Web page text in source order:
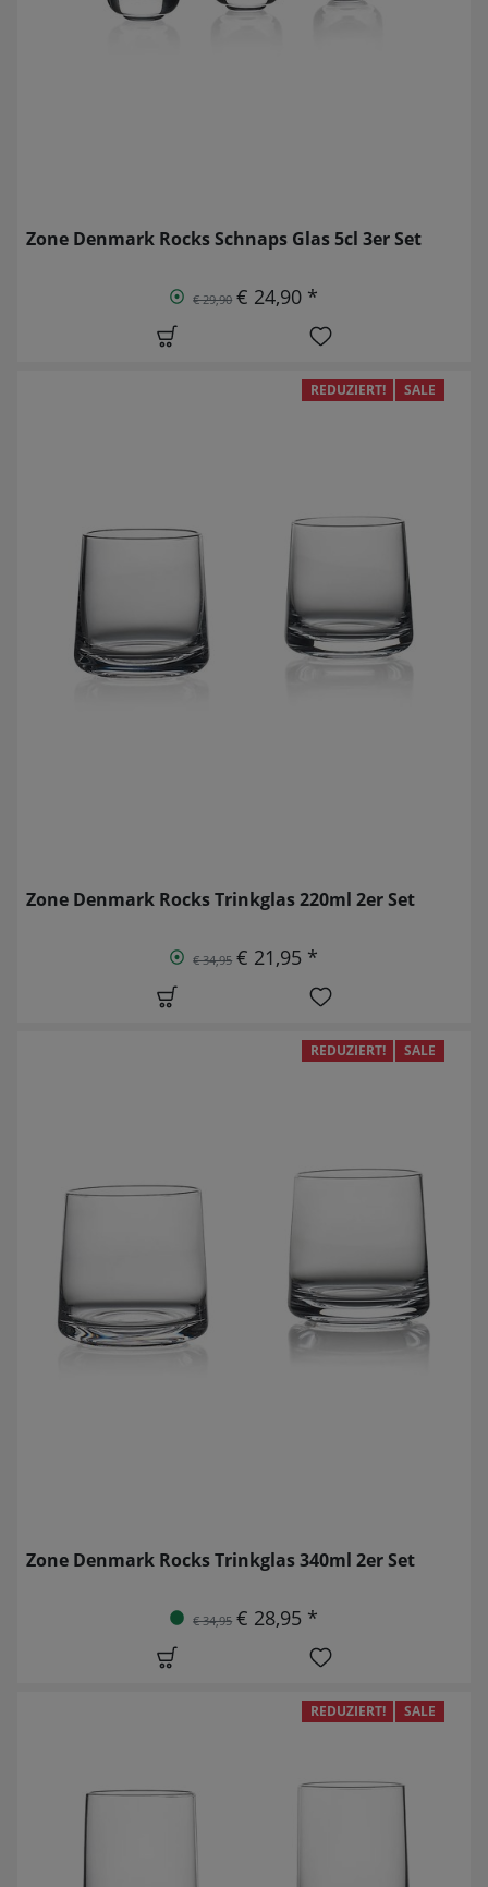
Zone Denmark Rocks Schnaps Glas 5cl 3er Set
€ 29,90 € 24,90 *
REDUZIERT! SALE
Zone Denmark Rocks Trinkglas 220ml 2er Set
€ 34,95 € 21,95 *
REDUZIERT! SALE
Zone Denmark Rocks Trinkglas 340ml 2er Set
€ 34,95 € 28,95 *
REDUZIERT! SALE